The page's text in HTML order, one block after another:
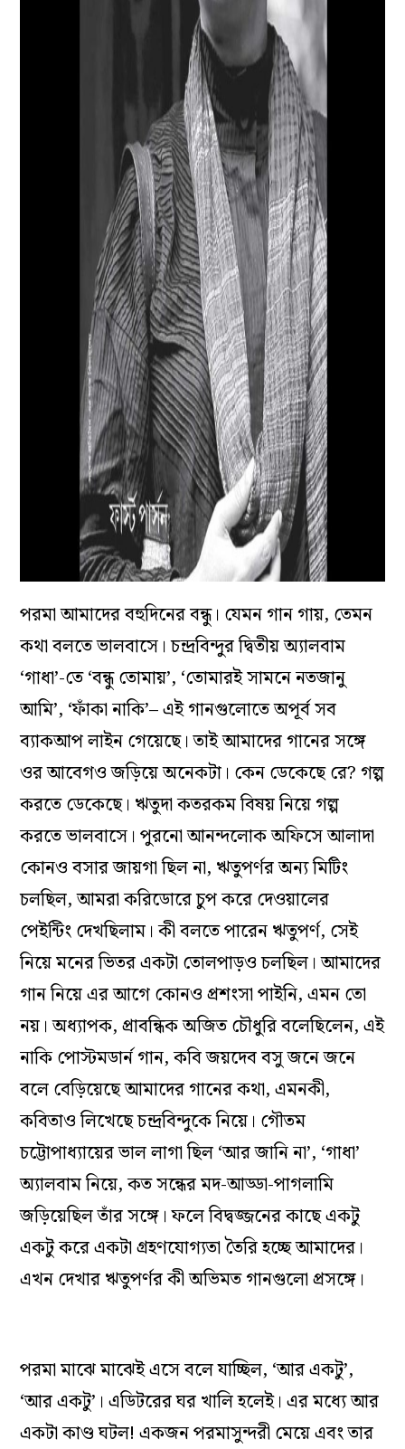
পরমা আমাদের বহুদিনের বন্ধু। যেমন গান গায়, তেমন
কথা বলতে ভালবাসে। চন্দ্রবিন্দুর দ্বিতীয় অ‌্যালবাম
‘গাধা’-তে ‘বন্ধু তোমায়’, ‘তোমারই সামনে নতজানু
আমি’, ‘ফাঁকা নাকি’– এই গানগুলোতে অপূর্ব সব
ব‌্যাকআপ লাইন গেয়েছে। তাই আমাদের গানের সঙ্গে
ওর আবেগও জড়িয়ে অনেকটা। কেন ডেকেছে রে? গল্প
করতে ডেকেছে। ঋতুদা কতরকম বিষয় নিয়ে গল্প
করতে ভালবাসে। পুরনো আনন্দলোক অফিসে আলাদা
কোনও বসার জায়গা ছিল না, ঋতুপর্ণর অন‌্য মিটিং
চলছিল, আমরা করিডোরে চুপ করে দেওয়ালের
পেইন্টিং দেখছিলাম। কী বলতে পারেন ঋতুপর্ণ, সেই
নিয়ে মনের ভিতর একটা তোলপাড়ও চলছিল। আমাদের
গান নিয়ে এর আগে কোনও প্রশংসা পাইনি, এমন তো
নয়। অধ‌্যাপক, প্রাবন্ধিক অজিত চৌধুরি বলেছিলেন, এই
নাকি পোস্টমডার্ন গান, কবি জয়দেব বসু জনে জনে
বলে বেড়িয়েছে আমাদের গানের কথা, এমনকী,
কবিতাও লিখেছে চন্দ্রবিন্দুকে নিয়ে। গৌতম
চট্টোপাধ‌্যায়ের ভাল লাগা ছিল ‘আর জানি না’, ‘গাধা’
অ‌্যালবাম নিয়ে, কত সন্ধের মদ-আড্ডা-পাগলামি
জড়িয়েছিল তাঁর সঙ্গে। ফলে বিদ্বজ্জনের কাছে একটু
একটু করে একটা গ্রহণযোগ‌্যতা তৈরি হচ্ছে আমাদের।
এখন দেখার ঋতুপর্ণর কী অভিমত গানগুলো প্রসঙ্গে।
পরমা মাঝে মাঝেই এসে বলে যাচ্ছিল, ‘আর একটু’,
‘আর একটু’। এডিটরের ঘর খালি হলেই। এর মধ‌্যে আর
একটা কাণ্ড ঘটল! একজন পরমাসুন্দরী মেয়ে এবং তার